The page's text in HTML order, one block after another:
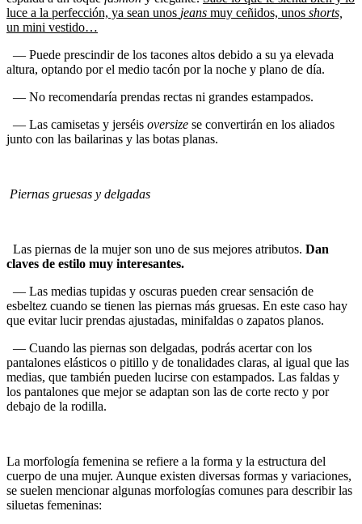
luce a la perfección, ya sean unos jeans muy ceñidos, unos shorts,
un mini vestido…
— Puede prescindir de los tacones altos debido a su ya elevada
altura, optando por el medio tacón por la noche y plano de día.
— No recomendaría prendas rectas ni grandes estampados.
— Las camisetas y jerséis oversize se convertirán en los aliados
junto con las bailarinas y las botas planas.
Piernas gruesas y delgadas
Las piernas de la mujer son uno de sus mejores atributos. Dan
claves de estilo muy interesantes.
— Las medias tupidas y oscuras pueden crear sensación de
esbeltez cuando se tienen las piernas más gruesas. En este caso hay
que evitar lucir prendas ajustadas, minifaldas o zapatos planos.
— Cuando las piernas son delgadas, podrás acertar con los
pantalones elásticos o pitillo y de tonalidades claras, al igual que las
medias, que también pueden lucirse con estampados. Las faldas y
los pantalones que mejor se adaptan son las de corte recto y por
debajo de la rodilla.
La morfología femenina se refiere a la forma y la estructura del
cuerpo de una mujer. Aunque existen diversas formas y variaciones,
se suelen mencionar algunas morfologías comunes para describir las
siluetas femeninas: